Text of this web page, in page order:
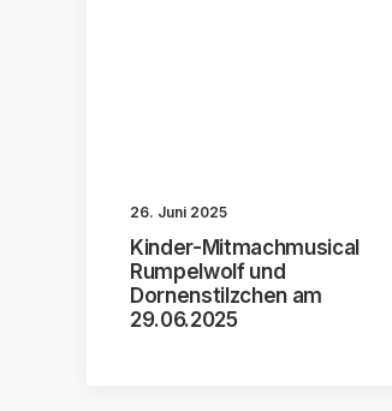
26. Juni 2025
Kinder-Mitmachmusical
Rumpelwolf und
Dornenstilzchen am
29.06.2025